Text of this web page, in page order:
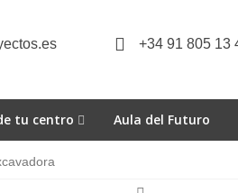
+34 91 805 13
tu centro Aula del Futuro